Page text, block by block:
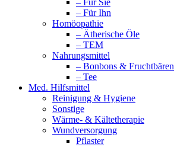
– Für Ihn
Homöopathie
– Ätherische Öle
– TEM
Nahrungsmittel
– Bonbons & Fruchtbären
– Tee
Med. Hilfsmittel
Reinigung & Hygiene
Sonstige
Wärme- & Kältetherapie
Wundversorgung
Pflaster